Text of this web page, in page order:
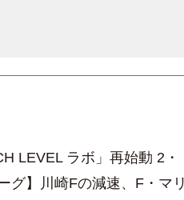
LEVEL ラボ」再始動 2
グ】川崎Fの減速、F・マ